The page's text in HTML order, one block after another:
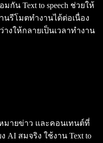
น Text to speech ช่วยให้
รีโมตทำงานได้ต่อเนื่อง
งให้กลายเป็นเวลาทำงาน
มายข่าว และคอนเทนต์ที่
AI สมจริง ใช้งาน Text to